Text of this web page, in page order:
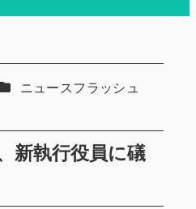
新執行役員に礒
テゴリー
ニュースフラッシュ